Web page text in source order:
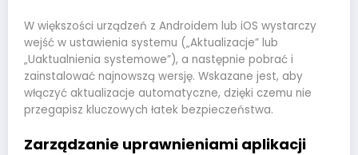
W większości urządzeń z Androidem lub iOS wystarczy
wejść w ustawienia systemu („Aktualizacje” lub
„Uaktualnienia systemowe”), a następnie pobrać i
zainstalować najnowszą wersję. Wskazane jest, aby
włączyć aktualizacje automatyczne, dzięki czemu nie
przegapisz kluczowych łatek bezpieczeństwa.
Zarządzanie uprawnieniami aplikacji